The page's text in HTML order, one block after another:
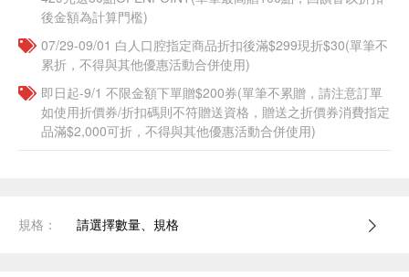
後金額為計算門檻)
07/29-09/01 白人口腔指定商品折扣後滿$299現折$30(單筆不
累折，不得與其他優惠活動合併使用)
即日起-9/1 不限金額下單贈$200券(單筆不累贈，請注意訂單
如使用折價券/折扣碼則不符贈送資格，贈送之折價券消費指定
品滿$2,000可折，不得與其他優惠活動合併使用)
規格： 請選擇數量、規格